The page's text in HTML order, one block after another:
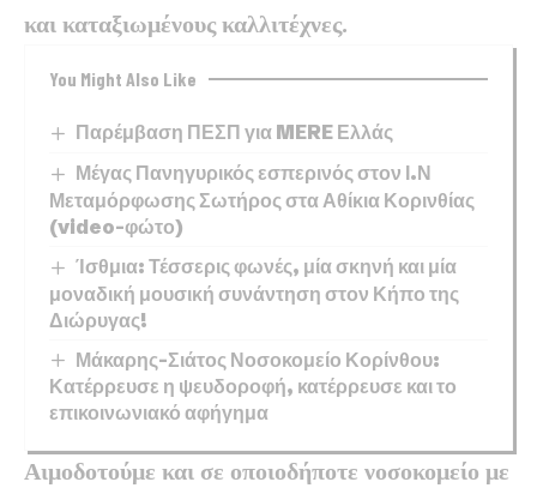
και καταξιωμένους καλλιτέχνες.
You Might Also Like
Παρέμβαση ΠΕΣΠ για MERE Ελλάς
Μέγας Πανηγυρικός εσπερινός στον Ι.Ν
Μεταμόρφωσης Σωτήρος στα Αθίκια Κορινθίας
(video-φώτο)
Ίσθμια: Τέσσερις φωνές, μία σκηνή και μία
μοναδική μουσική συνάντηση στον Κήπο της
Διώρυγας!
Μάκαρης-Σιάτος Νοσοκομείο Κορίνθου:
Κατέρρευσε η ψευδοροφή, κατέρρευσε και το
επικοινωνιακό αφήγημα
Αιμοδοτούμε και σε οποιοδήποτε νοσοκομείο με